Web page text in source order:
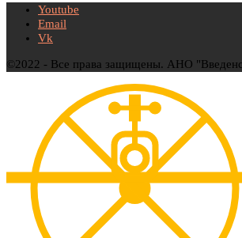
Youtube
Email
Vk
©2022 - Все права защищены. АНО